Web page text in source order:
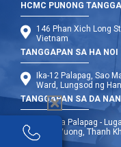
HCMC PUNONG
146 Phan Xich Long
Vietnam
TANGGAPAN SA HA NOI
Ika-12 Palapag, Sao
Ward, Lungsod ng
TANGGAPAN SA DA
Ika-9 na Palapag -
Hung Vuong, Thanh